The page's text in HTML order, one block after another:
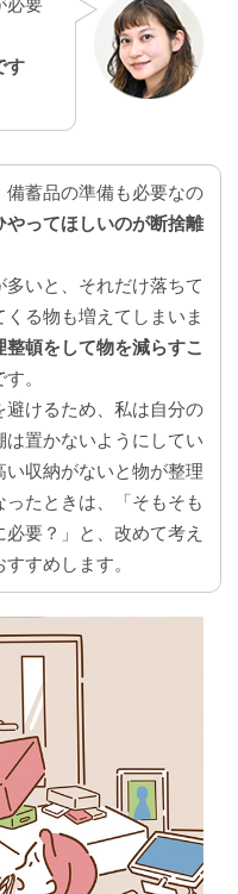
必要
す
備蓄品の準備も必要なの
やってほしいのが断捨離
多いと、それだけ落ちて
くる物も増えてしまいま
整頓をして物を減らすこ
。
避けるため、私は自分の
は置かないようにしてい
い収納がないと物が整理
ったときは、「そもそも
必要？」と、改めて考え
すめします。